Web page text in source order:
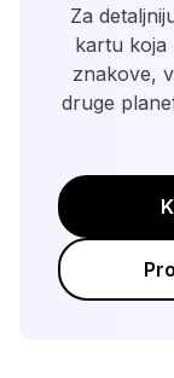
Za
kartu koja
znakove,
druge